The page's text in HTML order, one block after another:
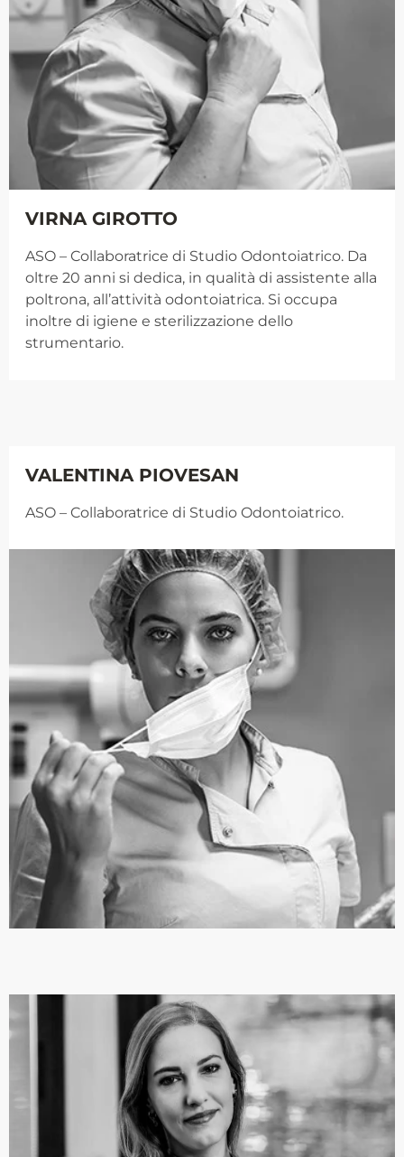
VIRNA GIROTTO
ASO – Collaboratrice di Studio Odontoiatrico. Da
oltre 20 anni si dedica, in qualità di assistente alla
poltrona, all’attività odontoiatrica. Si occupa
inoltre di igiene e sterilizzazione dello
strumentario.
VALENTINA PIOVESAN
ASO – Collaboratrice di Studio Odontoiatrico.